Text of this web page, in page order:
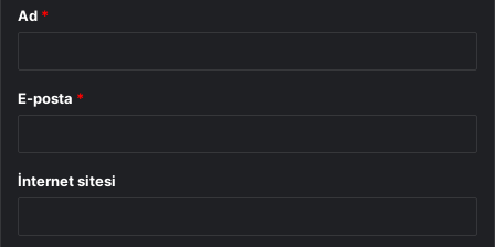
Ad *
E-posta *
İnternet sitesi